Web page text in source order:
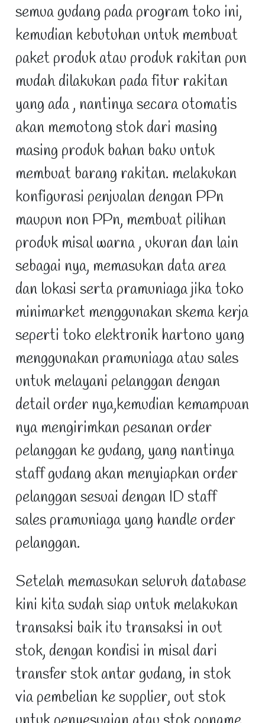
semua gudang pada program toko ini,
kemudian kebutuhan untuk membuat
paket produk atau produk rakitan pun
mudah dilakukan pada fitur rakitan
yang ada , nantinya secara otomatis
akan memotong stok dari masing
masing produk bahan baku untuk
membuat barang rakitan. melakukan
konfigurasi penjualan dengan PPn
maupun non PPn, membuat pilihan
produk misal warna , ukuran dan lain
sebagai nya, memasukan data area
dan lokasi serta pramuniaga jika toko
minimarket menggunakan skema kerja
seperti toko elektronik hartono yang
menggunakan pramuniaga atau sales
untuk melayani pelanggan dengan
detail order nya,kemudian kemampuan
nya mengirimkan pesanan order
pelanggan ke gudang, yang nantinya
staff gudang akan menyiapkan order
pelanggan sesuai dengan ID staff
sales pramuniaga yang handle order
pelanggan.
Setelah memasukan seluruh database
kini kita sudah siap untuk melakukan
transaksi baik itu transaksi in out
stok, dengan kondisi in misal dari
transfer stok antar gudang, in stok
via pembelian ke supplier, out stok